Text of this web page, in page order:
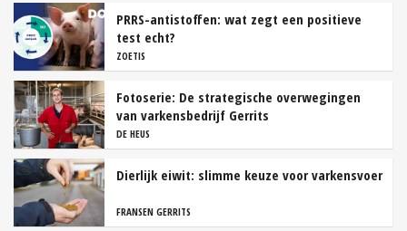
PRRS-antistoffen: wat zegt een positieve
test echt?
ZOETIS
Fotoserie: De strategische overwegingen
van varkensbedrijf Gerrits
DE HEUS
Dierlijk eiwit: slimme keuze voor varkensvoer
FRANSEN GERRITS